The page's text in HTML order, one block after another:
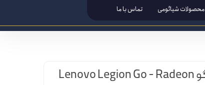
تغییر گذر واژه
سفارشات
محصولات شیائومی تماس با ما
کنسول بازی لنوو لجیون گو Lenovo Legion Go - Radeon